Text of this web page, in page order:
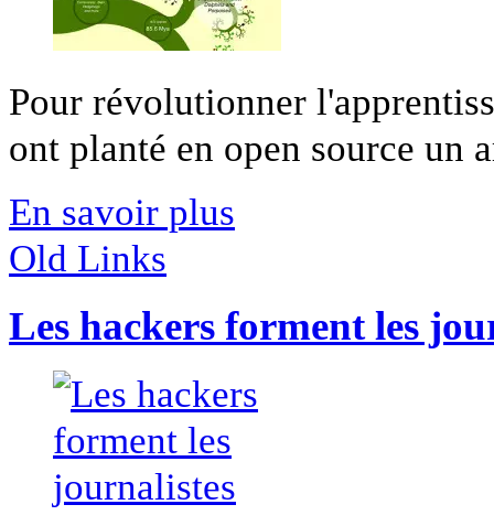
Pour révolutionner
ont planté en open source un
En savoir plus
Old Links
Les hackers forment les